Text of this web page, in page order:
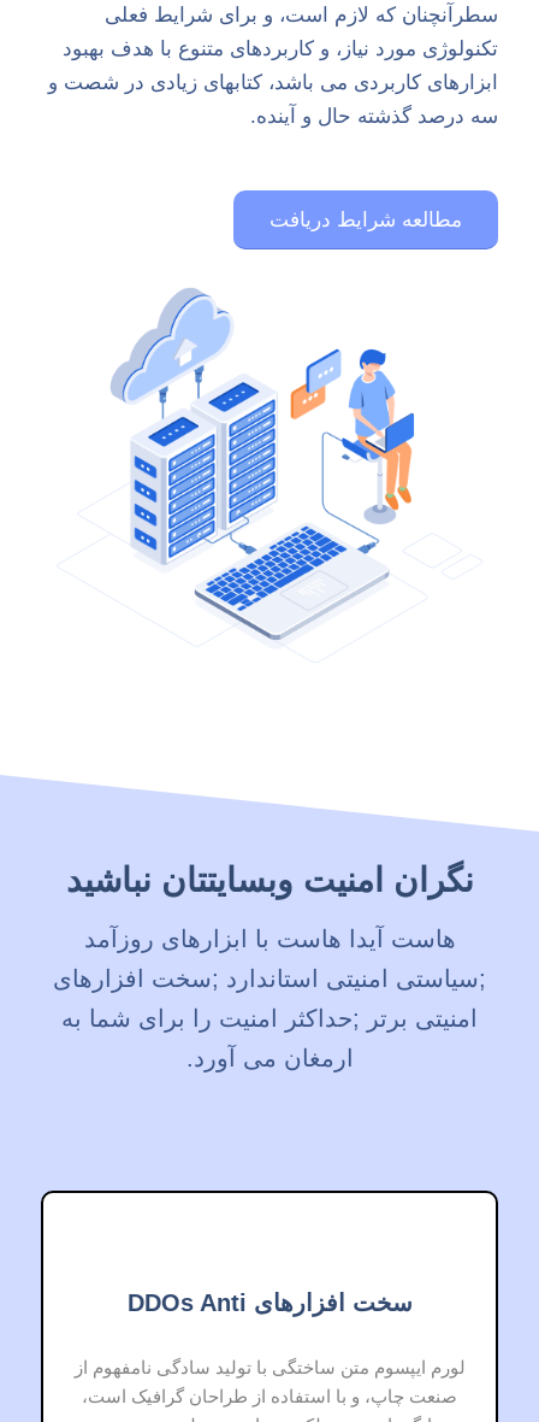
سطرآنچنان که لازم است، و برای شرایط فعلی
تکنولوژی مورد نیاز، و کاربردهای متنوع با هدف بهبود
ابزارهای کاربردی می باشد، کتابهای زیادی در شصت و
سه درصد گذشته حال و آینده.
مطالعه شرایط دریافت
نگران امنیت وبسایتتان نباشید
هاست آیدا هاست با ابزارهای روزآمد
;سیاستی امنیتی استاندارد ;سخت افزارهای
امنیتی برتر ;حداکثر امنیت را برای شما به
ارمغان می آورد.
سخت افزارهای DDOs Anti
لورم ایپسوم متن ساختگی با تولید سادگی نامفهوم از
صنعت چاپ، و با استفاده از طراحان گرافیک است،